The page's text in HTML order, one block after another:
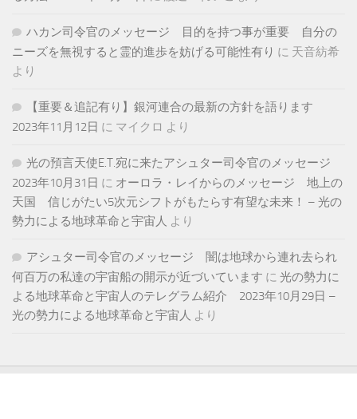
ハカン司令官のメッセージ 目的を持つ事が重要 自分の
ニーズを無視すると霊的進歩を妨げる可能性有り に 天音紡希
より
【重要＆追記有り】銀河連合の最新の方針を語ります
2023年11月12日 に マイクロ より
光の預言天使E.T.宛に来たアシュター司令官のメッセージ
2023年10月31日 に オーロラ・レイからのメッセージ 地上の
天国 信じがたい5次元シフトがもたらす有望な未来！ – 光の
勢力による地球革命と宇宙人 より
アシュター司令官のメッセージ 闇は地球から連れ去られ
何百万の私達の宇宙船の開示が近づいています に 光の勢力に
よる地球革命と宇宙人のテレグラム紹介 2023年10月29日 –
光の勢力による地球革命と宇宙人 より